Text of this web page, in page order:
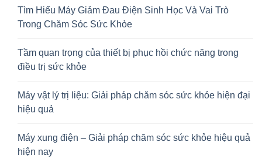
Tìm Hiểu Máy Giảm Đau Điện Sinh Học Và Vai Trò
Trong Chăm Sóc Sức Khỏe
Tầm quan trọng của thiết bị phục hồi chức năng trong
điều trị sức khỏe
Máy vật lý trị liệu: Giải pháp chăm sóc sức khỏe hiện đại
hiệu quả
Máy xung điện – Giải pháp chăm sóc sức khỏe hiệu quả
hiện nay